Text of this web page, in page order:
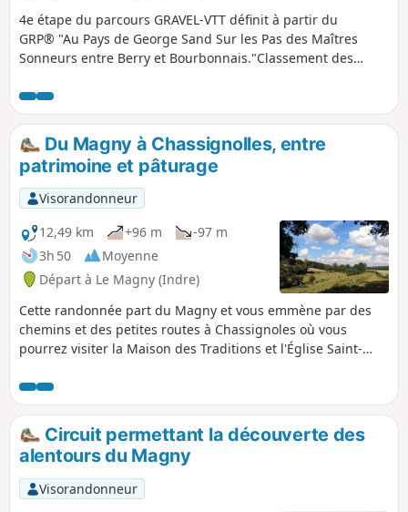
4e étape du parcours GRAVEL-VTT définit à partir du
GRP® "Au Pays de George Sand Sur les Pas des Maîtres
Sonneurs entre Berry et Bourbonnais."Classement des
Du Magny à Chassignolles, entre
patrimoine et pâturage
Visorandonneur
12,49 km
+96 m
-97 m
3h 50
Moyenne
Départ à Le Magny (Indre)
Cette randonnée part du Magny et vous emmène par des
chemins et des petites routes à Chassignoles où vous
pourrez visiter la Maison des Traditions et l'Église Saint-
botanique, vous plongerez dans la vallée de la Couarde.
Puis c'est la remontée vers l'espace des Ossans et ses
fontaines pour finir au pied du Prieuré du Magny (XIe
siècle).Circuit permettant la découverte des
alentours du Magny
Visorandonneur